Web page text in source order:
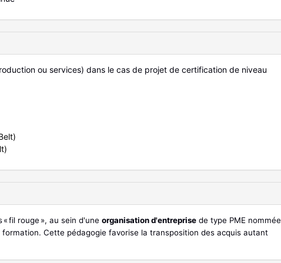
ou services) dans le cas de projet de certification de niveau
fil rouge », au sein d'une organisation d'entreprise de type PME nommée
Cette pédagogie favorise la transposition des acquis autant